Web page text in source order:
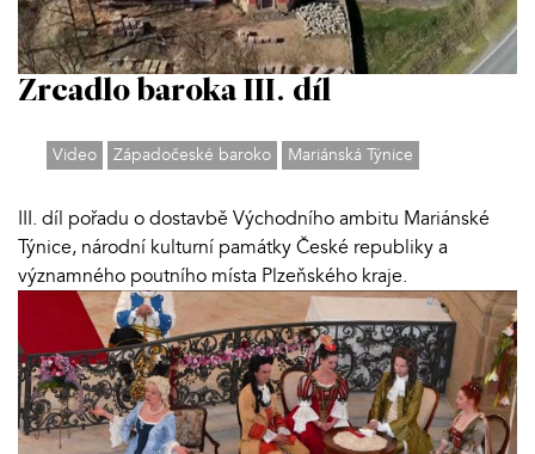
Zrcadlo baroka III. díl
Video Západočeské baroko Mariánská Týnice
III. díl pořadu o dostavbě Východního ambitu Mariánské
Týnice, národní kulturní památky České republiky a
významného poutního místa Plzeňského kraje.